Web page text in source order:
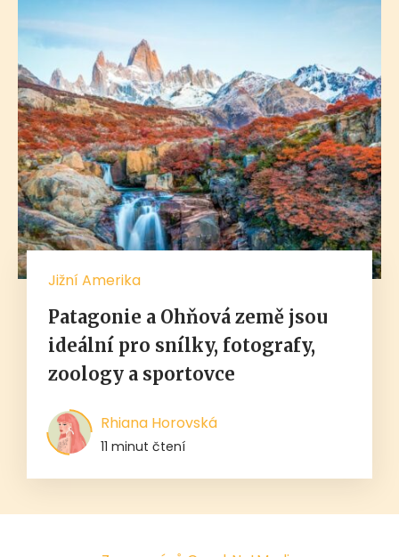
Jižní Amerika
Patagonie a Ohňová země jsou
ideální pro snílky, fotografy,
zoology a sportovce
Rhiana Horovská
11 minut čtení